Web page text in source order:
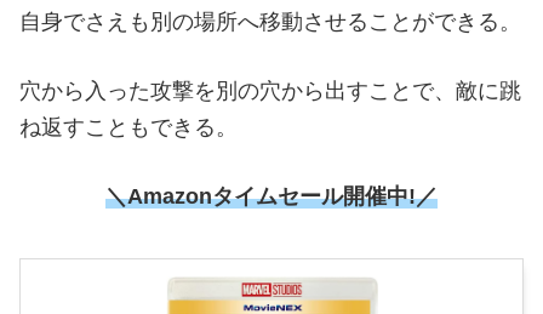
自身でさえも別の場所へ移動させることができる。
穴から入った攻撃を別の穴から出すことで、敵に跳
ね返すこともできる。
＼Amazonタイムセール開催中!／